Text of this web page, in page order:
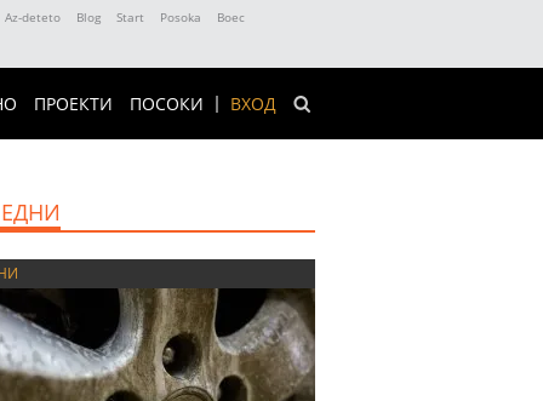
Az-deteto Blog Start Posoka
Boec
ВХОД
ПРОЕКТИ ПОСОКИ